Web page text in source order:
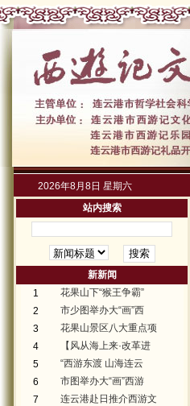
2026年8月8日 星期六
站内搜索
新新闻
1
花果山下“猴王争霸”
2
市少图举办大“画”西
3
花果山景区八大重点项
4
【风从海上来·改革进
5
“西游东渡 山海连云
6
市图举办大“画”西游
7
连云港赴日推介西游文